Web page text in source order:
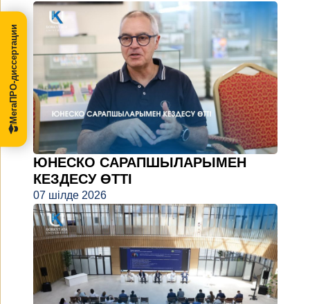
ЮНЕСКО САРАПШЫЛАРЫМЕН
КЕЗДЕСУ ӨТТІ
07 шілде 2026
МегаПРО-диссертации